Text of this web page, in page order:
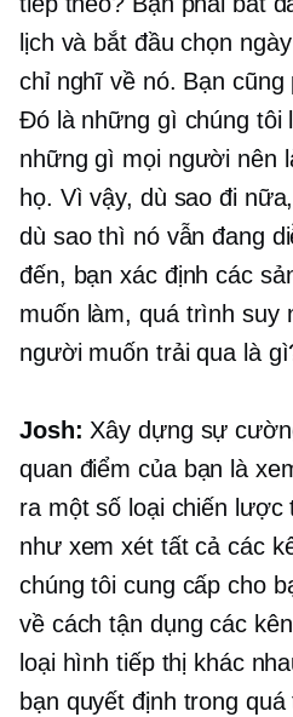
lịch và bắt đầu chọn
chỉ nghĩ về nó. Bạn cũng
Đó là những gì chúng tôi
những gì mọi người nên
họ. Vì vậy, dù sao đi
dù sao thì nó vẫn đang
đến, bạn xác định các
muốn làm, quá trình suy
người muốn trải qua là
Josh: Xây dựng sự
quan điểm của bạn là
ra một số loại chiến lược
như xem xét tất cả các
chúng tôi cung cấp cho
về cách tận dụng các
loại hình tiếp thị khác
bạn quyết định trong